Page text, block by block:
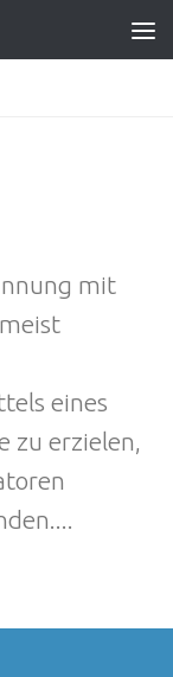
mit
eines
zu erzielen,